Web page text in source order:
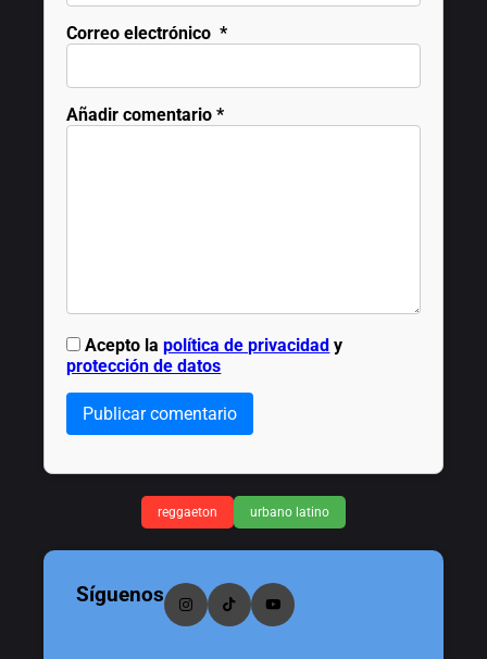
Correo electrónico *
Añadir comentario *
Acepto lapolítica de privacidad y
protección de datos
Publicar comentario
reggaeton urbano latino
Síguenos